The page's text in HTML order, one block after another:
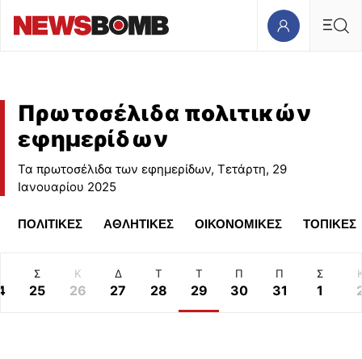
Πρωτοσέλιδα πολιτικών
εφημερίδων
Τα πρωτοσέλιδα των εφημερίδων, Τετάρτη, 29
Ιανουαρίου 2025
ΠΟΛΙΤΙΚΕΣ ΑΘΛΗΤΙΚΕΣ ΟΙΚΟΝΟΜΙΚΕΣ ΤΟΠΙΚΕΣ
Σ
25
Κ
26
Δ
27
Τ
28
Τ
29
Π
30
Π
31
Σ
1